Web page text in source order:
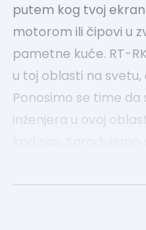
putem kog tvoj
motorom ili čipovi u
pametne kuće. RT-
u toj oblasti na svetu,
Ponosimo se time
inženjera u ovoj
radu. Imamo
zaposleni kroz rad